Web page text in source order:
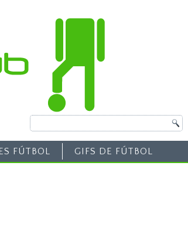
FÚTBOL GIFS DE FÚTBOL